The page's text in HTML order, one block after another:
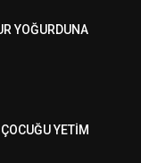
YOĞURDUNA
YETİM